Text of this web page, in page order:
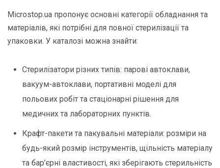
Microstop.ua пропонує основні категорії обладнання та
матеріалів, які потрібні для повної стерилізації та
упаковки. У каталозі можна знайти:
Стерилізатори різних типів: парові автоклави,
вакуум-автоклави, портативні моделі для
польових робіт та стаціонарні рішення для
медичних та лабораторних пунктів.
Крафт-пакети та пакувальні матеріали: розміри на
будь-який розмір інструментів, щільність матеріалу
та бар’єрні властивості, які зберігають стерильність